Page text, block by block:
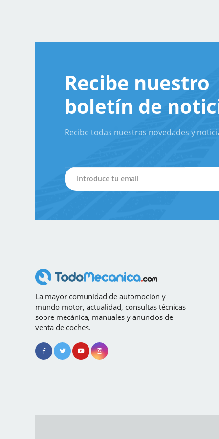
Recibe nuestro
boletín de
Recibe todas nuestras novedades y
La mayor comunidad de automoción y
mundo motor, actualidad, consultas técnicas
sobre mecánica, manuales y anuncios de
venta de coches.